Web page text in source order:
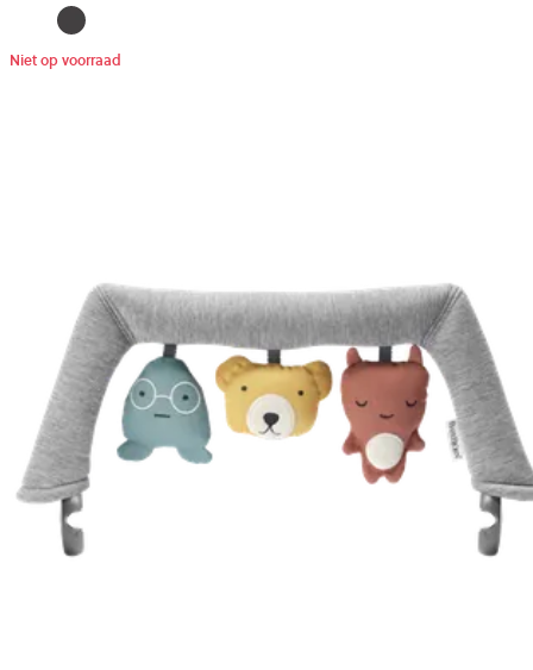
Niet op voorraad